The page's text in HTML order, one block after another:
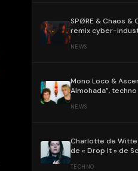
SPØRE & Chaos &
remix cyber-
NEWS
Mono Loco &
Almohada”,
NEWS
Charlotte de
de « Drop It » de
TECHNO